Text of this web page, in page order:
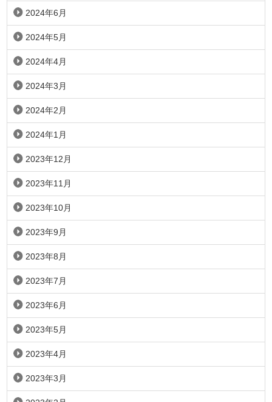
2024年6月
2024年5月
2024年4月
2024年3月
2024年2月
2024年1月
2023年12月
2023年11月
2023年10月
2023年9月
2023年8月
2023年7月
2023年6月
2023年5月
2023年4月
2023年3月